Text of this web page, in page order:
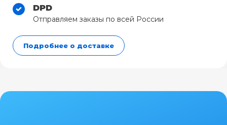
DPD
Отправляем заказы по всей России
Подробнее о доставке